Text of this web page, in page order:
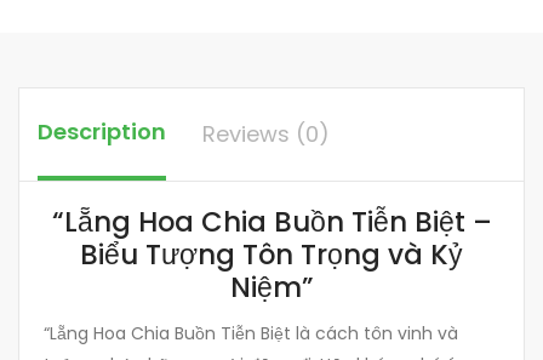
Description Reviews (0)
“Lẵng Hoa Chia Buồn Tiễn Biệt –
Biểu Tượng Tôn Trọng và Kỷ
Niệm”
“Lẵng Hoa Chia Buồn Tiễn Biệt là cách tôn vinh và